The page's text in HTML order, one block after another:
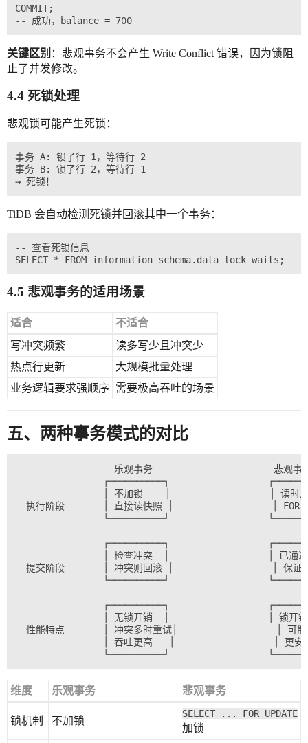
COMMIT;
关键区别 ：悲观事务不会产生 Write Conflict 错误，因为锁阻
止了并发修改。
4.4 死锁处理
悲观锁可能产生死锁：
事务 A: 锁了行 1，等待行 2
事务 B: 锁了行 2，等待行 1
TiDB 会自动检测死锁并回滚其中一个事务：
-- 查看死锁信息
4.5 悲观事务的适用场景
适合
不适合
写冲突频繁
读多写少且冲突少
热点行更新
大规模批量处理
业务逻辑要求强顺序 需要极高吞吐的场景
五、两种事务模式的对比
乐观事务                      悲观事
┌──────────┐
│ 不加锁    │                  │ 读时
执行阶段       │ 直接读快照 │                  │ FOR
└──────────┘
┌──────────┐
│ 检查冲突  │                  │ 已通
提交阶段       │ 冲突则回滚 │                  │ 保证
└──────────┘
┌──────────┐
│ 无锁开销  │                  │ 锁开
性能特点       │ 冲突多时重试│                  │ 可
│ 吞吐更高   │                  │ 更安
维度 乐观事务 悲观事务
锁机制 不加锁
SELECT ... FOR UPDATE
加锁